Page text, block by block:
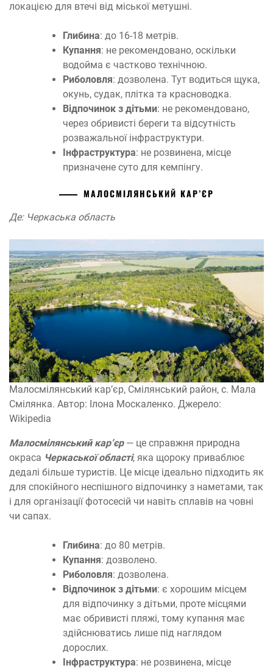
локацією для втечі від міської метушні.
Глибина: до 16-18 метрів.
Купання: не рекомендовано, оскільки
водойма є частково технічною.
Риболовля: дозволена. Тут водиться щука,
окунь, судак, плітка та красноводка.
Відпочинок з дітьми: не рекомендовано,
через обривисті береги та відсутність
розважальної інфраструктури.
Інфраструктура: не розвинена, місце
призначене суто для кемпінгу.
МАЛОСМІЛЯНСЬКИЙ КАР’ЄР
Де: Черкаська область
Малосмілянський кар’єр, Смілянський район, с. Мала
Смілянка. Автор: Ілона Москаленко. Джерело:
Wikipedia
Малосмілянський кар’єр— це справжня природна
окраса Черкаської області, яка щороку приваблює
дедалі більше туристів. Це місце ідеально підходить як
для спокійного неспішного відпочинку з наметами, так
і для організації фотосесій чи навіть сплавів на човні
чи сапах.
Глибина: до 80 метрів.
Купання: дозволено.
Риболовля: дозволена.
Відпочинок з дітьми: є хорошим місцем
для відпочинку з дітьми, проте місцями
має обривисті пляжі, тому купання має
здійснюватись лише під наглядом
дорослих.
Інфраструктура: не розвинена, місце